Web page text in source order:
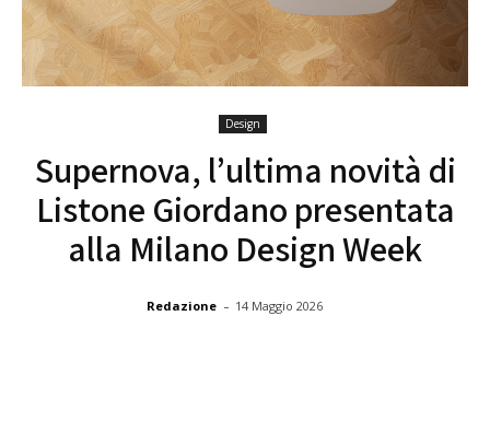
Design
Supernova, l’ultima novità di
Listone Giordano presentata
alla Milano Design Week
Redazione - 14 Maggio 2026